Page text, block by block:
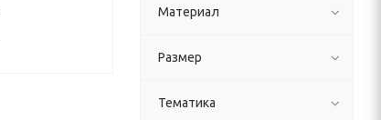
Материал
Размер
Тематика